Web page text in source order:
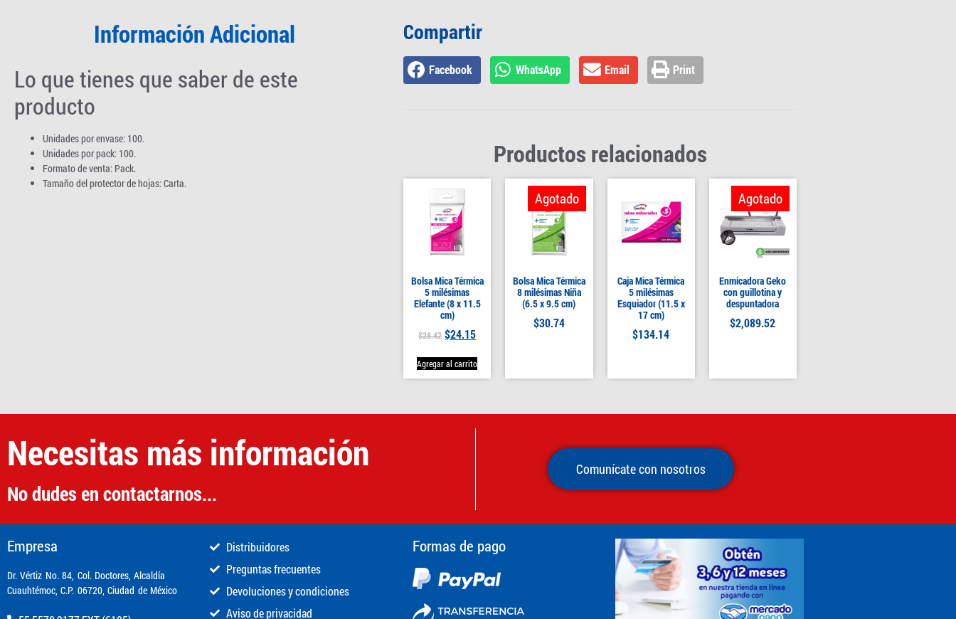
Información Adicional
Lo que tienes que saber de este
producto
Unidades por envase: 100.
Unidades por pack: 100.
Formato de venta: Pack.
Tamaño del protector de hojas: Carta.
Compartir
Facebook WhatsApp Email Print
Productos relacionados
Bolsa Mica Térmica
5 milésimas
Elefante (8 x 11.5
cm)
$28.42 $24.15
Agregar al carrito
Bolsa Mica Térmica
8 milésimas Niña
(6.5 x 9.5 cm)
$30.74
Agotado
Caja Mica Térmica
5 milésimas
Esquiador (11.5 x
17 cm)
$134.14
Enmicadora Geko
con guillotina y
despuntadora
$2,089.52
Agotado
Necesitas más información
No dudes en contactarnos...
Comunícate con nosotros
Empresa
​Dr. Vértiz No. 84, Col. Doctores, Alcaldía
Cuauhtémoc, C.P. 06720, Ciudad de México
Distribuidores
Preguntas frecuentes
Devoluciones y condiciones
Aviso de privacidad
Formas de pago